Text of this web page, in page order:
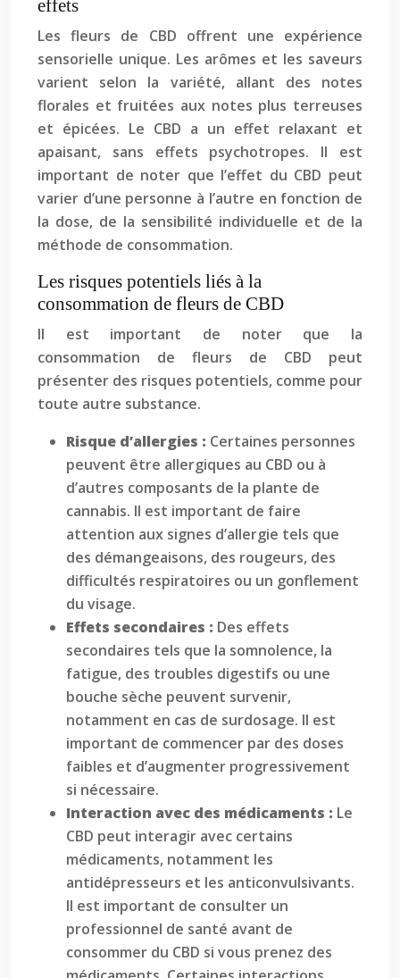
effets
Les fleurs de CBD offrent une expérience
sensorielle unique. Les arômes et les saveurs
varient selon la variété, allant des notes
florales et fruitées aux notes plus terreuses
et épicées. Le CBD a un effet relaxant et
apaisant, sans effets psychotropes. Il est
important de noter que l’effet du CBD peut
varier d’une personne à l’autre en fonction de
la dose, de la sensibilité individuelle et de la
méthode de consommation.
Les risques potentiels liés à la
consommation de fleurs de CBD
Il est important de noter que la
consommation de fleurs de CBD peut
présenter des risques potentiels, comme pour
toute autre substance.
Risque d’allergies : Certaines personnes
peuvent être allergiques au CBD ou à
d’autres composants de la plante de
cannabis. Il est important de faire
attention aux signes d’allergie tels que
des démangeaisons, des rougeurs, des
difficultés respiratoires ou un gonflement
du visage.
Effets secondaires : Des effets
secondaires tels que la somnolence, la
fatigue, des troubles digestifs ou une
bouche sèche peuvent survenir,
notamment en cas de surdosage. Il est
important de commencer par des doses
faibles et d’augmenter progressivement
si nécessaire.
Interaction avec des médicaments : Le
CBD peut interagir avec certains
médicaments, notamment les
antidépresseurs et les anticonvulsivants.
Il est important de consulter un
professionnel de santé avant de
consommer du CBD si vous prenez des